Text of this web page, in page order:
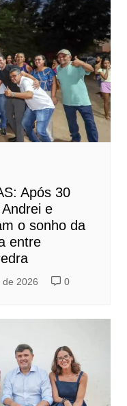
Após 30
e
o sonho da
entre
2026 0